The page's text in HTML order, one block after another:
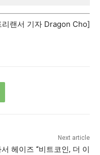
랜서 기자 Dragon Cho]
Next article
서 헤이즈 “비트코인, 더 이